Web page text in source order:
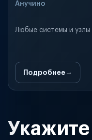
Анучино
Любые системы и узлы
Подробнее
Укажите